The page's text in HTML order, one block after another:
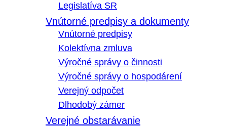
Legislatíva SR
Vnútorné predpisy a dokumenty
Vnútorné predpisy
Kolektívna zmluva
Výročné správy o činnosti
Výročné správy o hospodárení
Verejný odpočet
Dlhodobý zámer
Verejné obstarávanie